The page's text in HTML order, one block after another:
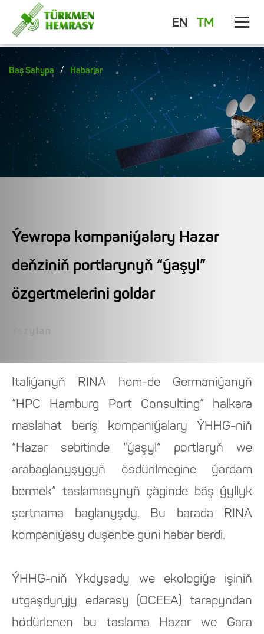
EN TM
Baş Sahypa / Habarlar
Ýewropa kompaniýalary Hazar
deňziniň portlarynyň “ýaşyl”
özgertmelerini goldar
Italiýanyň RINA hem-de Germaniýanyň
“HPC Hamburg Port Consulting” halkara
maslahat beriş kompaniýalary ÝHHG-niň
“Hazar sebitinde “ýaşyl” portlaryň we
arabaglanyşygyň ösdürilmegine ýardam
bermek” taslamasynyň çäginde bäş ýyllyk
şertnama baglanyşdy. Bu barada RINA
kompaniýasy duşenbe güni habar berdi.
ÝHHG-niň Ykdysady we ekologiýa işiniň
utgaşdyryjy edarasy (OCEEA) tarapyndan
hödürlenen bu taslama Hazar we Gara